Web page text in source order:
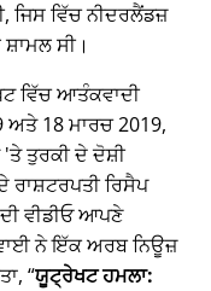
ਜਿਸ ਵਿੱਚ ਨੀਦਰਲੈਂਡਜ਼
ਸੀ।
ਵਿੱਚ ਆਤੰਕਵਾਦੀ
18 ਮਾਰਚ 2019,
ਤੁਰਕੀ ਦੇ ਦੋਸ਼ੀ
ਰਾਸ਼ਟਰਪਤੀ ਰਿਸੈਪ
ਵੀਡੀਓ ਆਪਣੇ
ਨੇ ਇੱਕ ਅਰਬ ਨਿਊਜ਼
ਯੂਟ੍ਰੇਖਟ ਹਮਲਾ: